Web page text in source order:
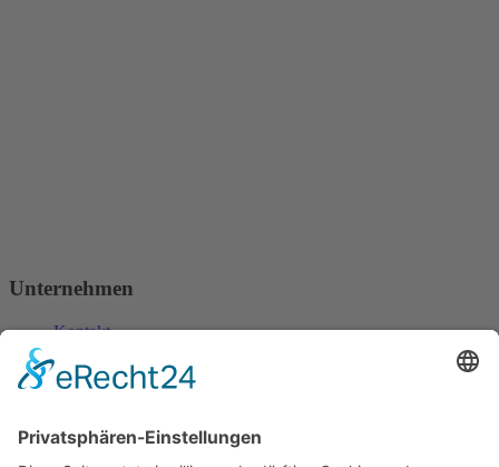
Unternehmen
Kontakt
Impressum
Datenschutzerklärung
Öffnungszeiten